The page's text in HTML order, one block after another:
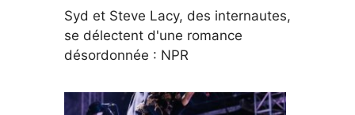
Syd et Steve Lacy, des internautes,
se délectent d'une romance
désordonnée : NPR